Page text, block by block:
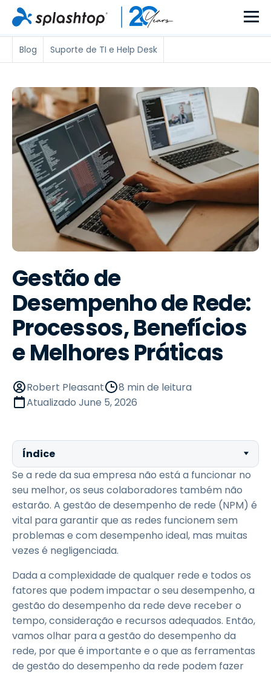
Blog Suporte de TI e Help Desk
Gestão de
Desempenho de Rede:
Processos, Benefícios
e Melhores Práticas
Robert Pleasant
8 min de leitura
Atualizado June 5, 2026
Índice
Se a rede da sua empresa não está a funcionar no
seu melhor, os seus colaboradores também não
estarão. A gestão de desempenho de rede (NPM) é
vital para garantir que as redes funcionem sem
problemas e com desempenho ideal, mas muitas
vezes é negligenciada.
Dada a complexidade de qualquer rede e todos os
fatores que podem impactar o seu desempenho, a
gestão do desempenho da rede deve receber o
tempo, consideração e recursos adequados. Então,
vamos olhar para a gestão do desempenho da
rede, por que é importante e o que as ferramentas
de gestão do desempenho da rede podem fazer